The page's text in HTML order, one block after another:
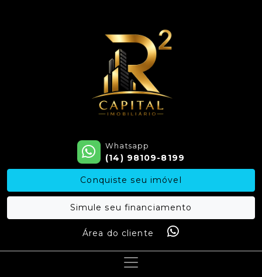
Whatsapp
(14) 98109-8199
Conquiste seu imóvel
Simule seu financiamento
Área do cliente